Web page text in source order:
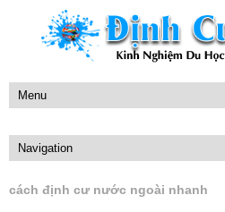
cách định cư nước ngoài nhanh